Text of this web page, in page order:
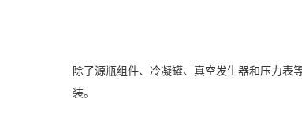
除了源瓶组件、冷凝罐、真空发生器和压力表
装。